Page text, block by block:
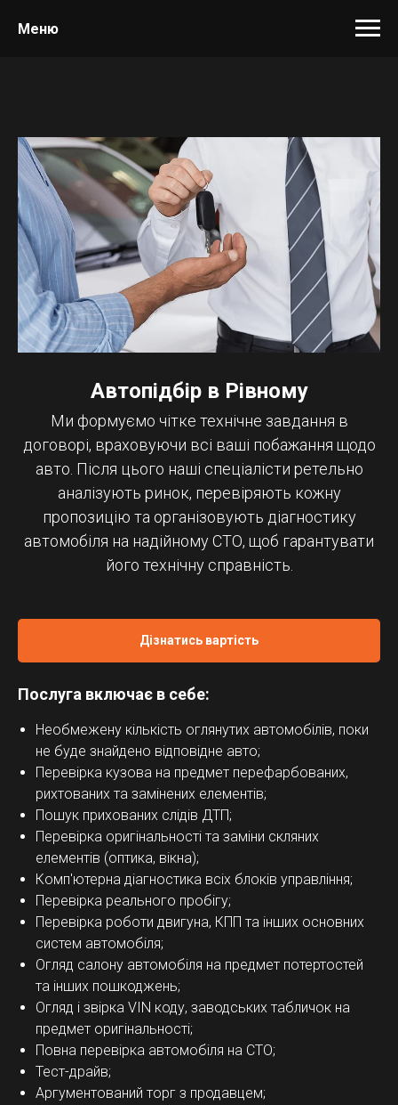
Меню
Автопідбір в Рівному
Ми формуємо чітке технічне завдання в
договорі, враховуючи всі ваші побажання щодо
авто. Після цього наші спеціалісти ретельно
аналізують ринок, перевіряють кожну
пропозицію та організовують діагностику
автомобіля на надійному СТО, щоб гарантувати
його технічну справність.
Дізнатись вартість
Послуга включає в себе:
Необмежену кількість оглянутих автомобілів, поки
не буде знайдено відповідне авто;
Перевірка кузова на предмет перефарбованих,
рихтованих та замінених елементів;
Пошук прихованих слідів ДТП;
Перевірка оригінальності та заміни скляних
елементів (оптика, вікна);
Комп'ютерна діагностика всіх блоків управління;
Перевірка реального пробігу;
Перевірка роботи двигуна, КПП та інших основних
систем автомобіля;
Огляд салону автомобіля на предмет потертостей
та інших пошкоджень;
Огляд і звірка VIN коду, заводських табличок на
предмет оригінальності;
Повна перевірка автомобіля на СТО;
Тест-драйв;
Аргументований торг з продавцем;